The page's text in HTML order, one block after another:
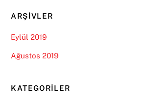
ARŞIVLER
Eylül 2019
Ağustos 2019
KATEGORILER